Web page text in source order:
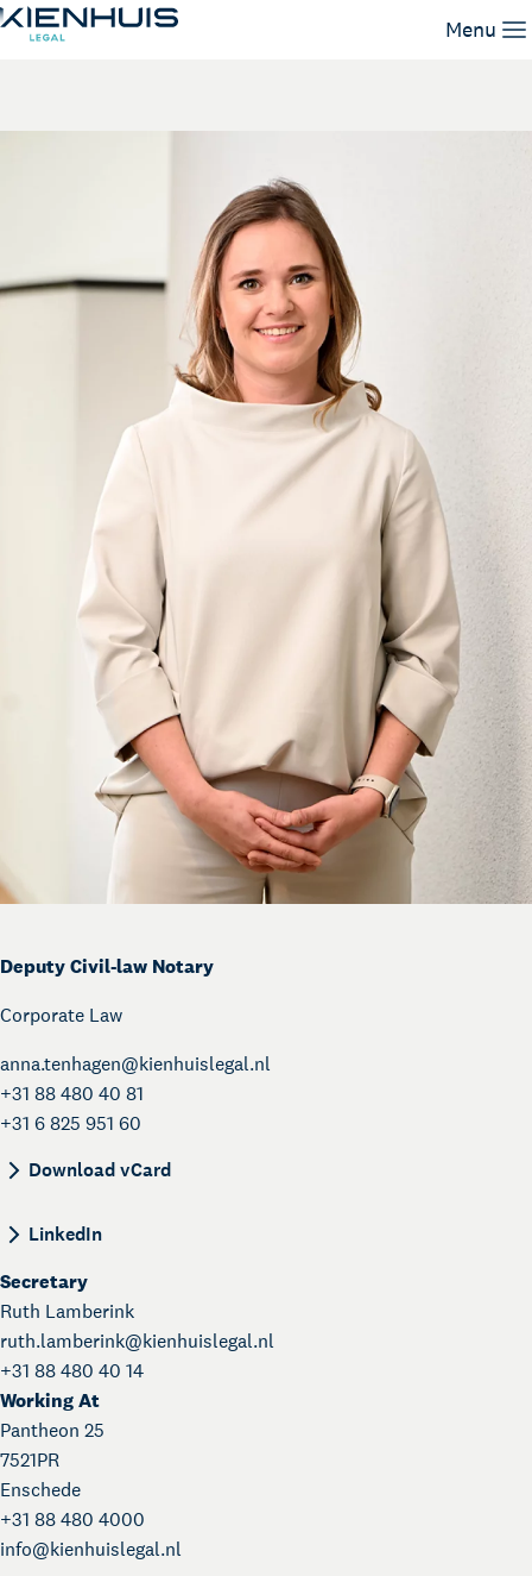
Menu
Our Expertise
Contact
About Kienhuis Legal
Anna Tenhagen
Deputy Civil-law Notary
Corporate Law
anna.tenhagen@kienhuislegal.nl
+31 88 480 40 81
+31 6 825 951 60
Download vCard
LinkedIn
Secretary
Ruth Lamberink
ruth.lamberink@kienhuislegal.nl
+31 88 480 40 14
Working At
Pantheon 25
7521PR
Enschede
+31 88 480 4000
info@kienhuislegal.nl